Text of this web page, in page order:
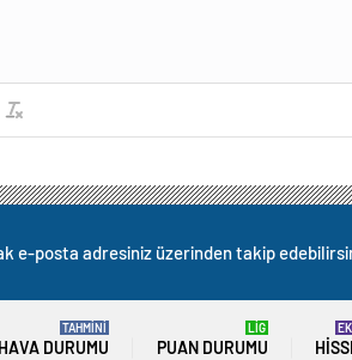
e-posta adresiniz üzerinden takip
HAVA DURUMU
TAHMİNİ
PUAN DURUMU
LİG